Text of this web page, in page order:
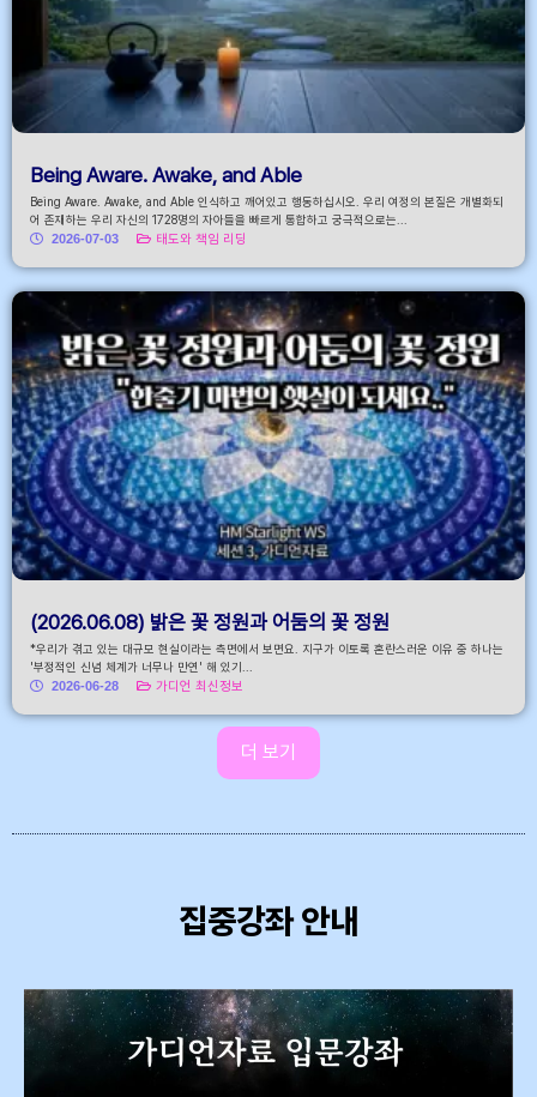
Being Aware. Awake, and Able
Being Aware. Awake, and Able 인식하고 깨어있고 행동하십시오. 우리 여정의 본질은 개별화되
어 존재하는 우리 자신의 1728명의 자아들을 빠르게 통합하고 궁극적으로는...
2026-07-03
태도와 책임 리딩
(2026.06.08) 밝은 꽃 정원과 어둠의 꽃 정원
*우리가 겪고 있는 대규모 현실이라는 측면에서 보면요. 지구가 이토록 혼란스러운 이유 중 하나는
'부정적인 신념 체계가 너무나 만연' 해 있기...
2026-06-28
가디언 최신정보
더 보기
집중강좌 안내